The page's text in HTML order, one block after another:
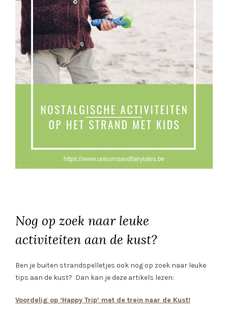
Nog op zoek naar leuke
activiteiten aan de kust?
Ben je buiten strandspelletjes ook nog op zoek naar leuke
tips aan de kust? Dan kan je deze artikels lezen:
Voordelig op ‘Happy Trip’ met de trein naar de Kust!